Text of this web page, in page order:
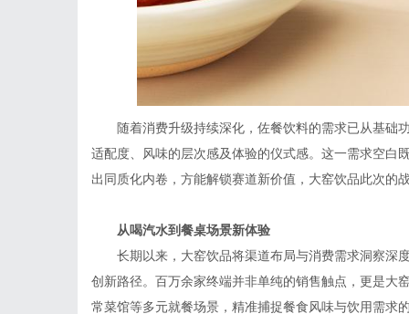
随着消费升级持续深化，佐餐饮料的需求已从基础
适配度、风味的层次感及体验的仪式感。这一需求空白
出同质化内卷，方能解锁赛道新价值，大窑饮品此次的
从喝汽水到餐桌场景新体验
长期以来，大窑饮品将渠道布局与消费需求洞察深
创新路径。百万余家终端并非单纯的销售触点，更是大
常菜馆等多元就餐场景，精准捕捉餐食风味与饮用需求